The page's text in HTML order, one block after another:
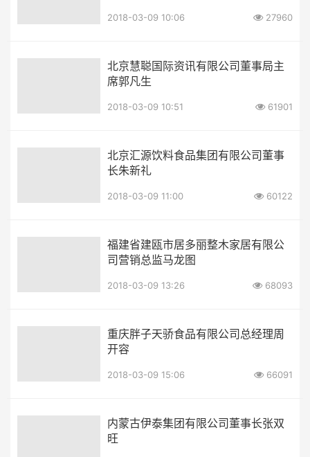
2018-03-09 10:06 27960
北京慧聪国际资讯有限公司董事局主
席郭凡生
2018-03-09 10:51 61901
北京汇源饮料食品集团有限公司董事
长朱新礼
2018-03-09 11:00 60122
福建省建瓯市居多丽整木家居有限公
司营销总监马龙图
2018-03-09 13:26 68093
重庆胖子天骄食品有限公司总经理周
开容
2018-03-09 15:06 66091
内蒙古伊泰集团有限公司董事长张双
旺